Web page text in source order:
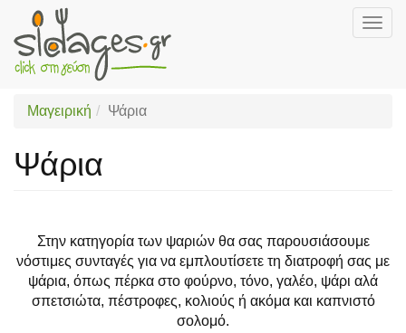
Skip
mainΜαγειρική Ψάρια
Ψάρια
Στην κατηγορία των ψαριών θα σας παρουσιάσουμε
νόστιμες συνταγές για να εμπλουτίσετε τη διατροφή σας με
ψάρια, όπως πέρκα στο φούρνο, τόνο, γαλέο, ψάρι αλά
σπετσιώτα, πέστροφες, κολιούς ή ακόμα και καπνιστό
σολομό.